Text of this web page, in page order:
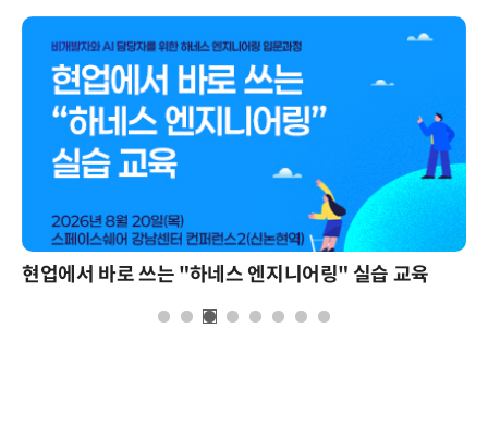
현업에서 바로 쓰는 "하네스 엔지니어링" 실습 교육